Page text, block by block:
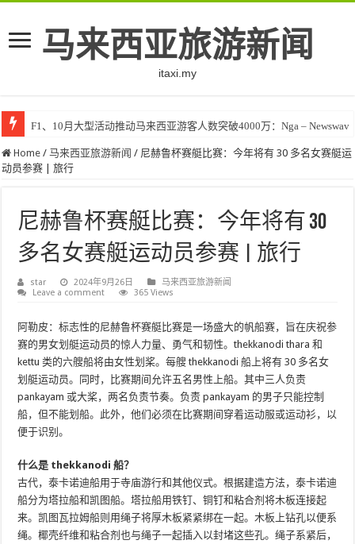
马来西亚旅游新闻
itaxi.my
F1、10月大型活动推动马来西亚游客人数突破4000万：Nga – Newswav
Home / 马来西亚旅游新闻 / 尼赫鲁杯赛艇比赛：今年将有 30 多名女赛艇运
动员参赛 | 旅行
尼赫鲁杯赛艇比赛：今年将有 30
多名女赛艇运动员参赛 | 旅行
star 2024年9月26日
马来西亚旅游新闻
Leave a comment
365 Views
阿勒皮：标志性的尼赫鲁杯赛艇比赛是一场盛大的帆船赛，旨在庆祝参
赛的男女划艇运动员的惊人力量、勇气和韧性。thekkanodi thara 和
kettu 类的六艘船将由女性划桨。每艘 thekkanodi 船上将有 30 多名女
划艇运动员。同时，比赛期间允许五名男性上船。其中三人负责
pankayam 或大桨，两名负责节奏。负责 pankayam 的男子只能控制
船，但不能划船。此外，他们必须在比赛期间穿着运动服或运动衫，以
便于识别。
什么是 thekkanodi 船？
古代，泰卡诺迪船用于寺庙游行和其他仪式。根据建造方法，泰卡诺迪
船分为塔拉船和凯图船。塔拉船用铁钉、铜钉和粘合剂将木板连接起
来。凯图瓦拉姆船则用绳子将厚木板紧紧绑在一起。木板上钻孔以便系
绳。椰壳纤维和粘合剂也与绳子一起插入以封堵这些孔。绳子系紧后，